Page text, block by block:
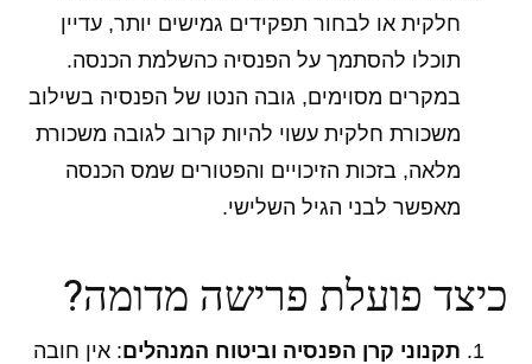
חלקית או לבחור תפקידים גמישים יותר, עדיין
תוכלו להסתמך על הפנסיה כהשלמת הכנסה.
במקרים מסוימים, גובה הנטו של הפנסיה בשילוב
משכורת חלקית עשוי להיות קרוב לגובה משכורת
מלאה, בזכות הזיכויים והפטורים שמס הכנסה
מאפשר לבני הגיל השלישי.
כיצד פועלת פרישה מדומה?
תקנוני קרן הפנסיה וביטוח המנהלים: אין חובה